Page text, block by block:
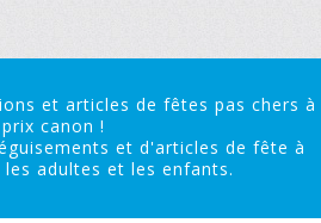
et articles de fêtes pas chers à
prix canon !
et d'articles de fête à
adultes et les enfants.